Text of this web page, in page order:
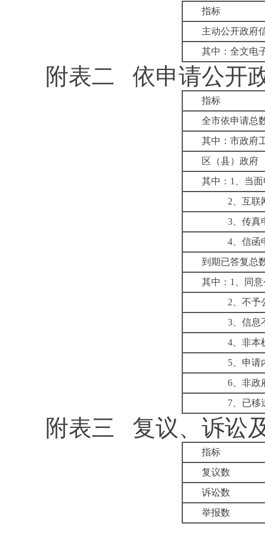
指标
主动公开政府
其中：全文电
附表二 依申请公开
指标
全市依申请总
其中：市政府
区（县）政府
其中： 1
、当
2 、互
3 、传
4 、信
到期已答复总
其中： 1
同
2 、不予
3 、信
4 、非
5 、申
6 、非
7 、已
附表三 复议、诉讼
指标
复议数
诉讼数
举报数